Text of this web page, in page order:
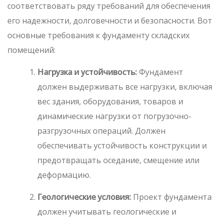
соответствовать ряду требований для обеспечения
его надежности, долговечности и безопасности. Вот
основные требования к фундаменту складских
помещений:
Нагрузка и устойчивость:Фундамент
должен выдерживать все нагрузки, включая
вес здания, оборудования, товаров и
динамические нагрузки от погрузочно-
разгрузочных операций. Должен
обеспечивать устойчивость конструкции и
предотвращать оседание, смещение или
деформацию.
Геологические условия: Проект фундамента
должен учитывать геологические и